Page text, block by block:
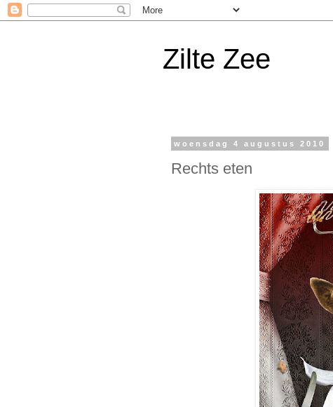
Zilte Zee
woensdag 4 augustus 2010
Rechts eten